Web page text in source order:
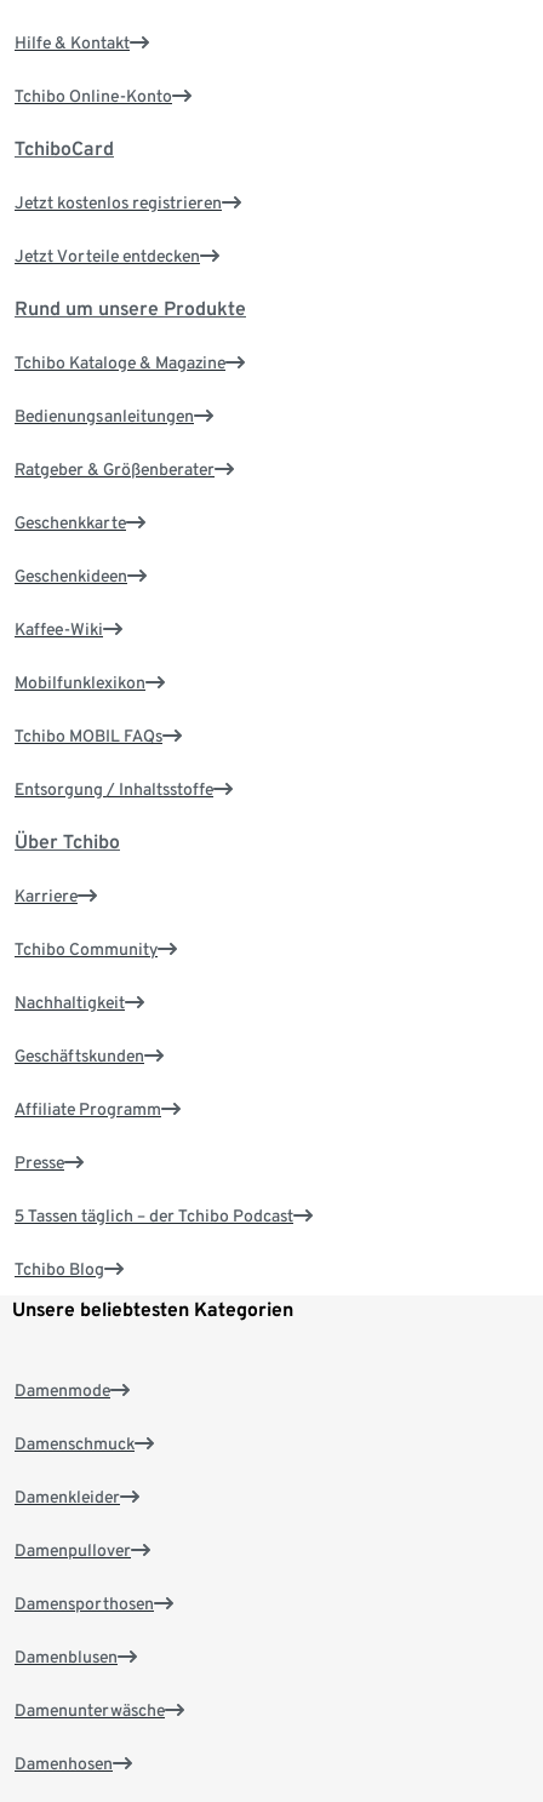
Hilfe & Kontakt
Tchibo Online-Konto
TchiboCard
Jetzt kostenlos registrieren
Jetzt Vorteile entdecken
Rund um unsere Produkte
Tchibo Kataloge & Magazine
Bedienungsanleitungen
Ratgeber & Größenberater
Geschenkkarte
Geschenkideen
Kaffee-Wiki
Mobilfunklexikon
Tchibo MOBIL FAQs
Entsorgung / Inhaltsstoffe
Über Tchibo
Karriere
Tchibo Community
Nachhaltigkeit
Geschäftskunden
Affiliate Programm
Presse
5 Tassen täglich – der Tchibo Podcast
Tchibo Blog
Unsere beliebtesten Kategorien
Damenmode
Damenschmuck
Damenkleider
Damenpullover
Damensporthosen
Damenblusen
Damenunterwäsche
Damenhosen